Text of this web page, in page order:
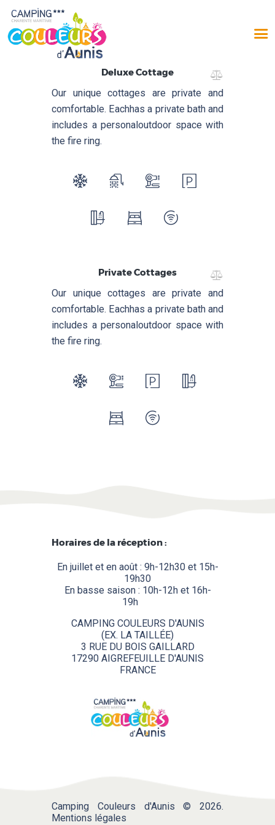
LE CAMPING
LOCATIONS
AUX ALENTOURS
ACCÈS
CONTACT
Deluxe Cottage
Our unique cottages are private and
comfortable. Eachhas a private bath and
includes a personaloutdoor space with
the fire ring.
Private Cottages
Our unique cottages are private and
comfortable. Eachhas a private bath and
includes a personaloutdoor space with
the fire ring.
Horaires de la réception :
En juillet et en août : 9h-12h30 et 15h-
19h30
En basse saison : 10h-12h et 16h-
19h
CAMPING COULEURS D'AUNIS
(EX. LA TAILLÉE)
3 RUE DU BOIS GAILLARD
17290 AIGREFEUILLE D'AUNIS
FRANCE
Camping Couleurs d'Aunis © 2026.
Mentions légales